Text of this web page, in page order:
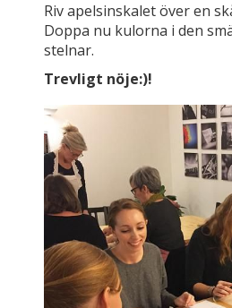
Riv apelsinskalet över en
Doppa nu kulorna i den
stelnar.
Trevligt nöje:)!